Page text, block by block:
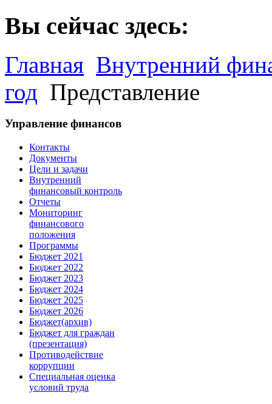
Вы сейчас здесь:
Главная Внутренний
год Представление
Управление финансов
Контакты
Документы
Цели и задачи
Внутренний
финансовый контроль
Отчеты
Мониторинг
финансового
положения
Программы
Бюджет 2021
Бюджет 2022
Бюджет 2023
Бюджет 2024
Бюджет 2025
Бюджет 2026
Бюджет(архив)
Бюджет для граждан
(презентация)
Противодействие
коррупции
Специальная оценка
условий труда